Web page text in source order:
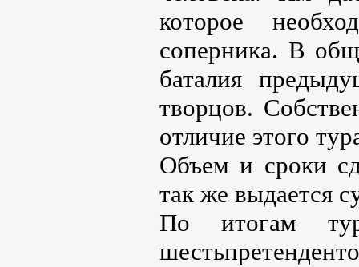
которое
соперника. В
баталия
творцов.
отличие этого
Объем и сроки
так же выдается
По итогам